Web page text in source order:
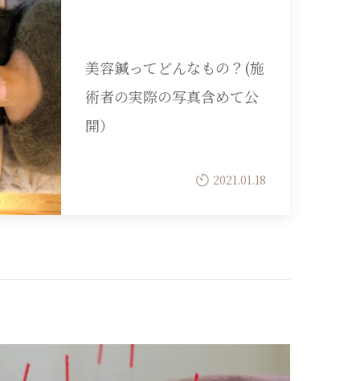
美容鍼ってどんなもの？(施
術者の実際の写真含めて公
開）
2021.01.18